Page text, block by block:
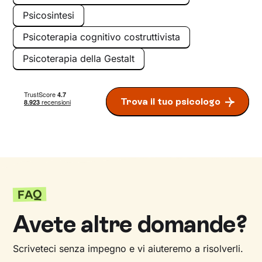
Psicosintesi
Psicoterapia cognitivo costruttivista
Psicoterapia della Gestalt
Trova il tuo psicologo
FAQ
Avete altre domande?
Scriveteci senza impegno e vi aiuteremo a risolverli.